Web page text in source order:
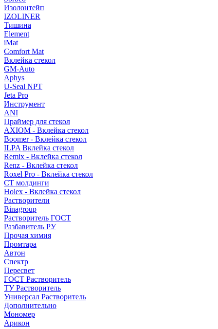
Изолонтейп
IZOLINER
Тишина
Element
iMat
Comfort Mat
Вклейка стекол
GM-Auto
Aphys
U-Seal NPT
Jeta Pro
Инструмент
ANI
Праймер для стекол
AXIOM - Вклейка стекол
Boomer - Вклейка стекол
ILPA Вклейка стекол
Remix - Вклейка стекол
Renz - Вклейка стекол
Roxel Pro - Вклейка стекол
СТ молдинги
Holex - Вклейка стекол
Растворители
Binagroup
Растворитель ГОСТ
Разбавитель РУ
Прочая химия
Промтара
Автон
Спектр
Пересвет
ГОСТ Растворитель
ТУ Растворитель
Универсал Растворитель
Дополнительно
Мономер
Арикон